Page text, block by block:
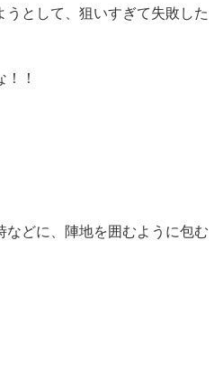
として、狙いすぎて失敗した
！
どに、陣地を囲むように包む